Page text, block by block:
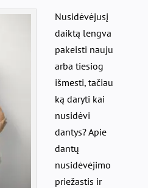
Nusidėvėjusį
daiktą lengva
pakeisti nauju
arba tiesiog
išmesti, tačiau
ką daryti kai
nusidėvi
dantys? Apie
dantų
nusidėvėjimo
priežastis ir